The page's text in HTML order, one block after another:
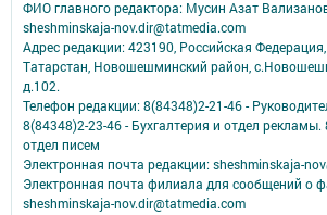
ФИО главного редактора: Мусин Азат
sheshminskaja-nov.dir@tatmedia.com
Адрес редакции: 423190, Российская
Татарстан, Новошешминский район,
д.102.
Телефон редакции: 8(84348)2-21-46 -
8(84348)2-23-46 - Бухгалтерия и отдел рекламы.
отдел писем
Электронная почта редакции: sheshminskaja-
Электронная почта филиала для сообщений о
sheshminskaja-nov.dir@tatmedia.com